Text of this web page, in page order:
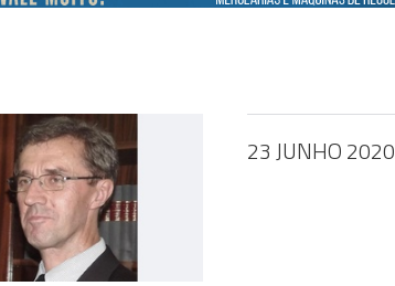
23 JUNHO 2020